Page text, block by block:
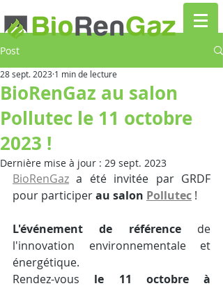
Post
BioRenGaz au salon
Pollutec le 11 octobre
2023 !
28 sept. 2023 1 min de lecture
Dernière mise à jour : 29 sept. 2023
BioRenGaz a été invitée par GRDF
pour participer au salon Pollutec !
L'événement de référence de
l'innovation environnementale et
énergétique.
Rendez-vous le 11 octobre à